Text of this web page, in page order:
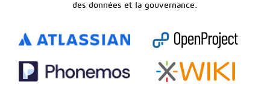
des données et la gouvernance.